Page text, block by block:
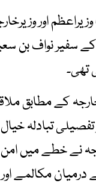
اور
سفیر نواف بن
تھی۔
کے مطابق
تبادلہ خیال
نے خطے میں
درمیان مکالمے